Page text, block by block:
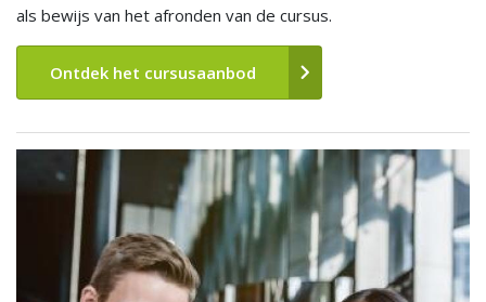
als bewijs van het afronden van de cursus.
Ontdek het cursusaanbod